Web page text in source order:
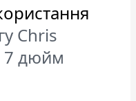
Chris
7 дюйм